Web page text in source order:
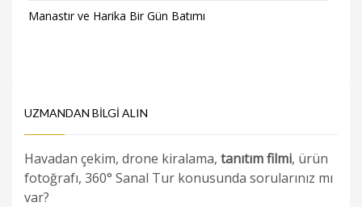
Manastır ve Harika Bir Gün Batımı
UZMANDAN BILGI ALIN
Havadan çekim, drone kiralama, tanıtım filmi, ürün
fotoğrafı, 360° Sanal Tur konusunda sorularınız mı
var?